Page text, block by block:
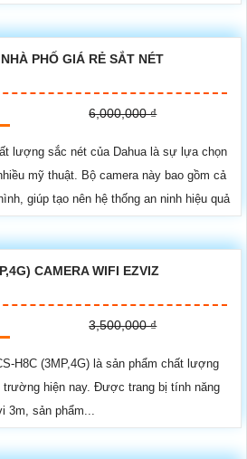
PHỐ GIÁ RẺ SẮT NÉT
6,000,000 ₫
lượng sắc nét của Dahua là sự lựa chọn
mỹ thuật. Bộ camera này bao gồm cả
giúp tạo nên hệ thống an ninh hiệu quả
CAMERA WIFI EZVIZ
3,500,000 ₫
H8C (3MP,4G) là sản phẩm chất lượng
hiện nay. Được trang bị tính năng
3m, sản phẩm...